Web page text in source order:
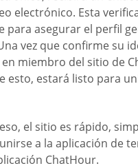
electrónico. Esta
para asegurar el perfil
vez que confirme su
miembro del sitio de
esto, estará listo para
el sitio es rápido,
a la aplicación de
ChatHour.